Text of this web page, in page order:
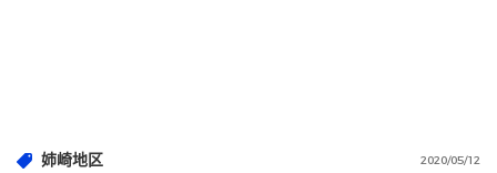
姉崎地区 2020/05/12